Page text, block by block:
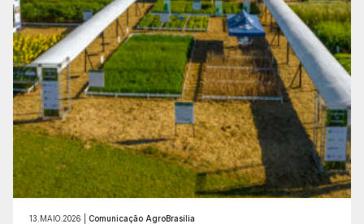
13.MAIO.2026 | Comunicação AgroBrasília